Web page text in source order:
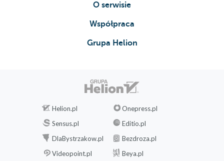
O serwisie
Współpraca
Grupa Helion
Helion.pl
Onepress.pl
Sensus.pl
Editio.pl
DlaBystrzakow.pl
Bezdroza.pl
Videopoint.pl
Beya.pl